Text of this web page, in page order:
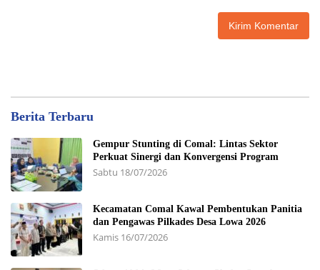
Berita Terbaru
Gempur Stunting di Comal: Lintas Sektor
Perkuat Sinergi dan Konvergensi Program
Sabtu 18/07/2026
Kecamatan Comal Kawal Pembentukan Panitia
dan Pengawas Pilkades Desa Lowa 2026
Kamis 16/07/2026